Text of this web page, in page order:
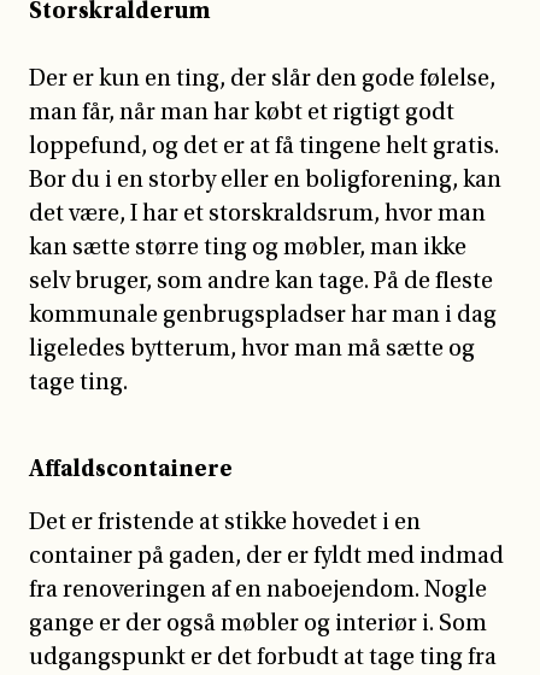
Storskralderum
Der er kun en ting, der slår den gode følelse,
man får, når man har købt et rigtigt godt
loppefund, og det er at få tingene helt gratis.
Bor du i en storby eller en boligforening, kan
det være, I har et storskraldsrum, hvor man
kan sætte større ting og møbler, man ikke
selv bruger, som andre kan tage. På de fleste
kommunale genbrugspladser har man i dag
ligeledes bytterum, hvor man må sætte og
tage ting.
Affaldscontainere
Det er fristende at stikke hovedet i en
container på gaden, der er fyldt med indmad
fra renoveringen af en naboejendom. Nogle
gange er der også møbler og interiør i. Som
udgangspunkt er det forbudt at tage ting fra